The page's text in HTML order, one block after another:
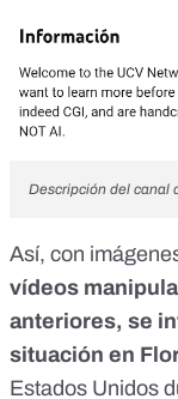
Descripción del canal
Así, con
vídeos
anteriores, se
situación en
Estados Unidos